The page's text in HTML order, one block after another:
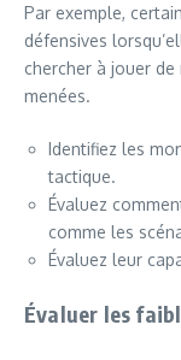
Par exemple,
défensives
chercher à jouer
menées.
Identifiez les
tactique.
Évaluez
comme les
Évaluez leur
Évaluer les